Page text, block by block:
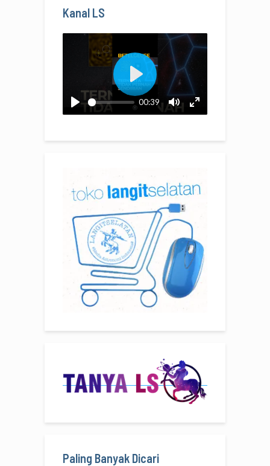
Kanal LS
Paling Banyak Dicari